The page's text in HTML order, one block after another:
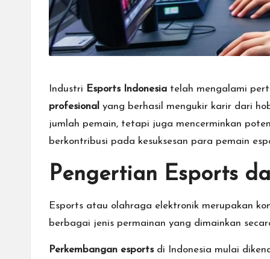
m
Industri Esports Indonesia telah mengalami
profesional yang berhasil mengukir karir dari
jumlah pemain, tetapi juga mencerminkan
berkontribusi pada kesuksesan para pemain
Pengertian Esports
Esports atau olahraga elektronik merupakan
berbagai jenis permainan yang dimainkan
Perkembangan esportsdi Indonesia mulai